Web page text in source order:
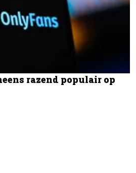
razend populair op